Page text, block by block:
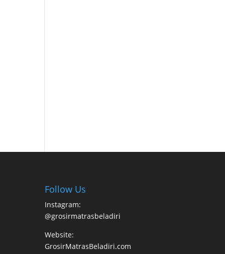
Follow Us
Instagram:
@grosirmatrasbeladiri
Website:
GrosirMatrasBeladiri.com